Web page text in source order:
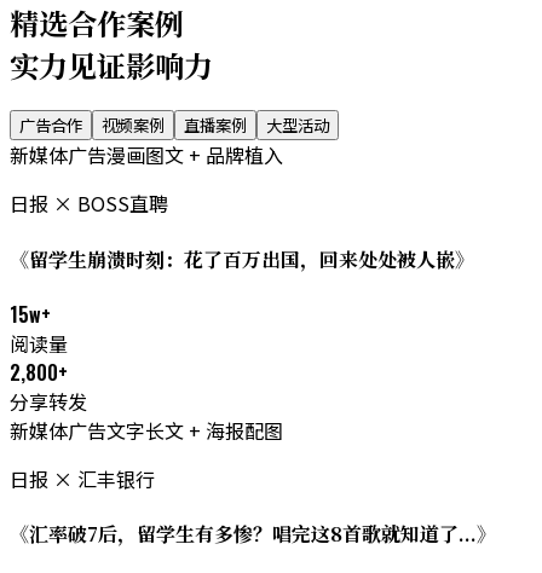
精选合作案例
实力见证影响力
广告合作 视频案例 直播案例 大型活动
新媒体广告漫画图文 + 品牌植入
日报 × BOSS直聘
《留学生崩溃时刻：花了百万出国，回来处处被人嵌》
15w+
阅读量
2,800+
分享转发
新媒体广告文字长文 + 海报配图
日报 × 汇丰银行
《汇率破7后，留学生有多惨？唱完这8首歌就知道了...》